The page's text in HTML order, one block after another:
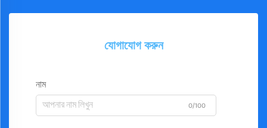
যোগাযোগ করুন
নাম
0/100